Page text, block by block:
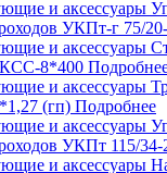
УКПт-г 75/
КСС-8*400
(гп) Подробнее
УКПт 115/34-